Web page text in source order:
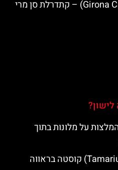
קתדרלת גירונה (Girona Cathedral) – קתדרלת סן מרי
על מלונות בתוך